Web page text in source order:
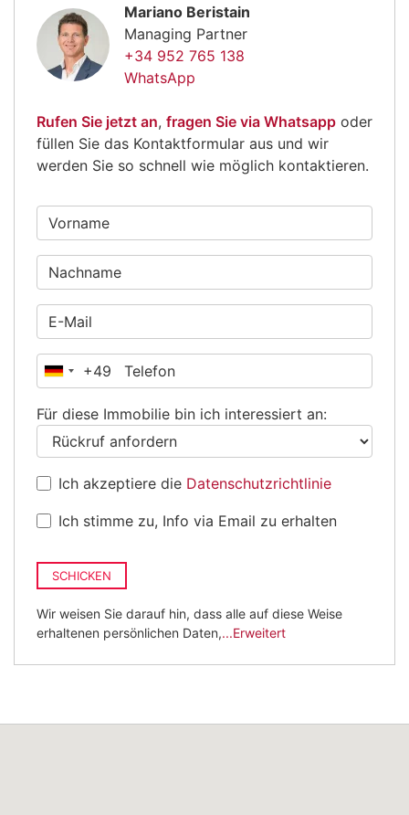
Mariano Beristain
Managing Partner
+34 952 765 138
WhatsApp
Rufen Sie jetzt an, fragen Sie via Whatsapp oder
füllen Sie das Kontaktformular aus und wir
werden Sie so schnell wie möglich kontaktieren.
Deutschland
+49
Für diese Immobilie bin ich interessiert an:
Ich akzeptiere die Datenschutzrichtlinie
Ich stimme zu, Info via Email zu erhalten
SCHICKEN
Wir weisen Sie darauf hin, dass alle auf diese Weise
erhaltenen persönlichen Daten,...Erweitert